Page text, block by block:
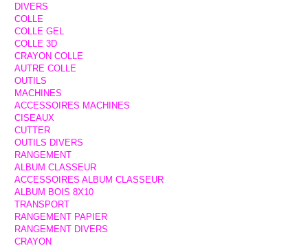
DIVERS
COLLE
COLLE GEL
COLLE 3D
CRAYON COLLE
AUTRE COLLE
OUTILS
MACHINES
ACCESSOIRES MACHINES
CISEAUX
CUTTER
OUTILS DIVERS
RANGEMENT
ALBUM CLASSEUR
ACCESSOIRES ALBUM CLASSEUR
ALBUM BOIS 8X10
TRANSPORT
RANGEMENT PAPIER
RANGEMENT DIVERS
CRAYON